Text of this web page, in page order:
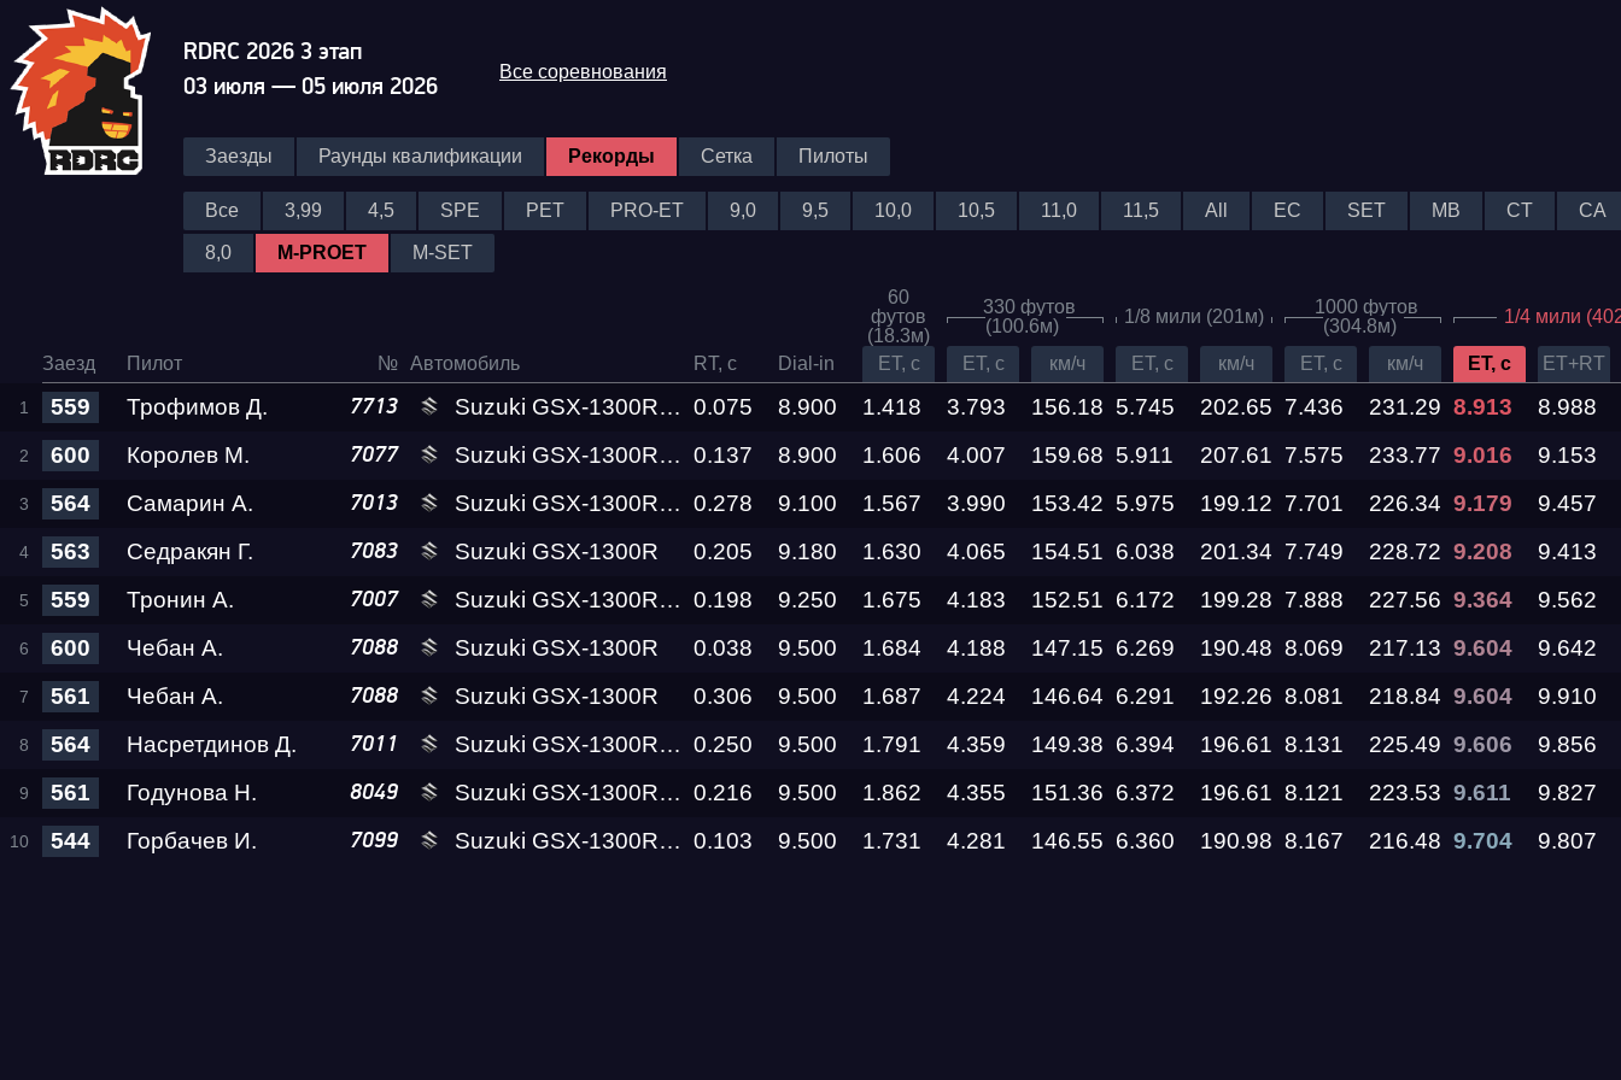
Гонка Трасса Дата проведения
RDRC Юг 6 этап
Racepark
04.10.2026
RDRC
12.09.2026 —
Test & Tune PRO
RDRC
11.09.2026
RDRC Юг 5 этап
Evolution
Racepark
05.09.2026 —
06.09.2026
RDRC 2026 5 этап
Racepark
30.08.2026
RDRC
RDRC 2026 3 этап
03 июля — 05 июля 2026
Все соревнования
Заезды Раунды квалификации Рекорды Сетка Пилоты
Все 3,99 4,5 SPE PET PRO-ET 9,0 9,5 10,0 10,5 11,0 11,5 All EC SET MB CT CA
8,0 M-PROET M-SET
60
футов
(18.3м)
330 футов
(100.6м)
1/8 мили (201м)
1000 футов
(304.8м)
1/4 мили
Заезд Пилот № Автомобиль RT, c Dial-in ET, c ET, c км/ч ET, c км/ч ET, c км/ч ET, c ET+RT
559 Трофимов Д. 7713 Suzuki GSX-1300R Hayabusa Busa Zone 0.075 8.900 1.418 3.793 156.18 5.745 202.65 7.436 231.29 8.913
8.988
600
Королев М. 7077 Suzuki GSX-1300R Hayabusa Busa Zone 0.137 8.900 1.606 4.007 159.68 5.911 207.61 7.575 233.77 9.016
9.153
564
Самарин А. 7013 Suzuki GSX-1300R Hayabusa Busa Zone 0.278 9.100 1.567 3.990 153.42 5.975 199.12 7.701 226.34 9.179
9.457
563
Седракян Г. 7083 Suzuki GSX-1300R 0.205 9.180 1.630 4.065 154.51 6.038 201.34 7.749 228.72 9.208
9.413
559
Тронин А. 7007 Suzuki GSX-1300R Hayabusa Busa Zone 0.198 9.250 1.675 4.183 152.51 6.172 199.28 7.888 227.56 9.364
9.562
600
Чебан А. 7088 Suzuki GSX-1300R 0.038 9.500 1.684 4.188 147.15 6.269 190.48 8.069 217.13 9.604
9.642
561
Чебан А. 7088 Suzuki GSX-1300R 0.306 9.500 1.687 4.224 146.64 6.291 192.26 8.081 218.84 9.604
9.910
564
Насретдинов Д. 7011 Suzuki GSX-1300R Hayabusa Busa Zone 0.250 9.500 1.791 4.359 149.38 6.394 196.61 8.131 225.49 9.606
9.856
561
Годунова Н. 8049 Suzuki GSX-1300R Hayabusa Busa Zone 0.216 9.500 1.862 4.355 151.36 6.372 196.61 8.121 223.53 9.611
9.827
544
Горбачев И. 7099 Suzuki GSX-1300R Busa Zone 0.103 9.500 1.731 4.281 146.55 6.360 190.98 8.167 216.48 9.704 9.807